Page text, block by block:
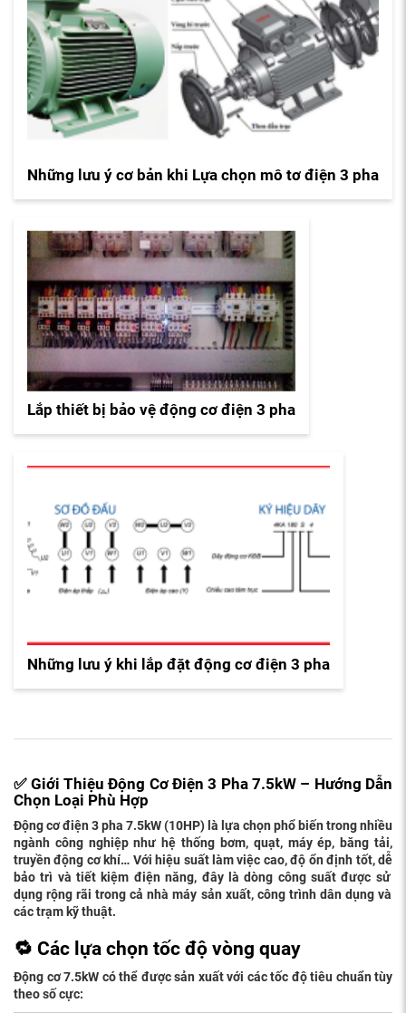
Những lưu ý cơ bản khi Lựa chọn mô tơ điện 3 pha
Lắp thiết bị bảo vệ động cơ điện 3 pha
Những lưu ý khi lắp đặt động cơ điện 3 pha
✅ Giới ThiệuĐộng Cơ Điện 3 Pha 7.5kW – Hướng Dẫn
Chọn Loại Phù Hợp
Động cơđiện 3 pha 7.5kW (10HP) là l ựa chọn phổ biến trong nhiều
ngành công nghiệp như hệ thống bơm, quạt, máy ép, băng tải,
truyềnđộng cơkhí… Với hiệu suất làm việc cao,độ ổnđịnh tốt, dễ
bảo trì và tiết kiệm điện năng, đây là dòng công suấtđược sử
dụng rộng rãi trong cả nhà máy sản xuất, công trình dân dụng và
các trạm kỹthuật.
🔁 Các l ựa chọn tốc độ vòng quay
Động cơ7.5kW có thể được sản xuất với các tốc độtiêu chuẩn tùy
theo sốcực: